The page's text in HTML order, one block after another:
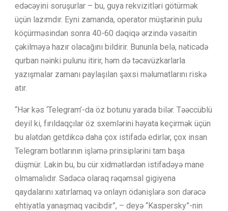
edəcəyini soruşurlar – bu, guya rekvizitləri götürmək
üçün lazımdır. Eyni zamanda, operator müştərinin pulu
köçürməsindən sonra 40-60 dəqiqə ərzində vəsaitin
çəkilməyə hazır olacağını bildirir. Bununla belə, nəticədə
qurban nəinki pulunu itirir, həm də təcavüzkarlarla
yazışmalar zamanı paylaşılan şəxsi məlumatlarını riskə
atır.
“Hər kəs ‘Telegram’-da öz botunu yarada bilər. Təəccüblü
deyil ki, fırıldaqçılar öz sxemlərini həyata keçirmək üçün
bu alətdən getdikcə daha çox istifadə edirlər, çox insan
Telegram botlarının işləmə prinsiplərini tam başa
düşmür. Lakin bu, bu cür xidmətlərdən istifadəyə mane
olmamalıdır. Sadəcə olaraq rəqəmsal gigiyena
qaydalarını xatırlamaq və onlayn ödənişlərə son dərəcə
ehtiyatla yanaşmaq vacibdir”, – deyə “Kaspersky”-nin